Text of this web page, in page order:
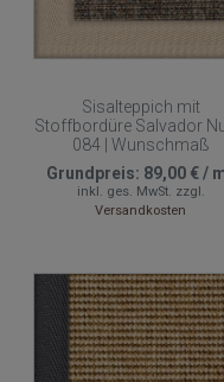
Sisalteppich mit
Stoffbordüre Salvador
084 | Wunschmaß
Grundpreis: 89,00 €/
inkl. ges. MwSt. zzgl.
Versandkosten